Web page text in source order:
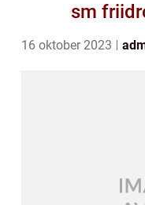
sm
16 oktober 2023